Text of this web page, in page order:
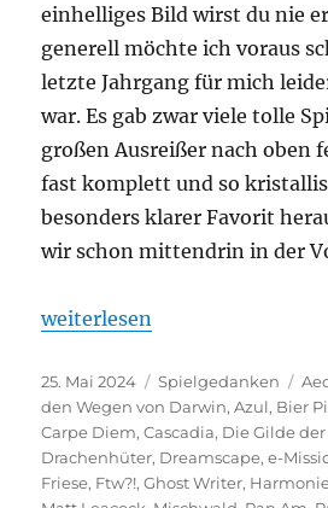
einhelliges Bild wirst du nie
generell möchte ich voraus
letzte Jahrgang für mich
war. Es gab zwar viele tolle
großen Ausreißer nach oben
fast komplett und so
besonders klarer Favorit
wir schon mittendrin in der
„Ein Blick in die Glaskugel“
weiterlesen
Veröffentlicht
am
25. Mai 2024 Kategorien
Spielgedanken
den Wegen von Darwin,Azul, Bier
Carpe Diem,Cascadia, Die Gilde
Drachenhüter, Dreamscape,e-
Friese, Ftw?!,Ghost Writer,